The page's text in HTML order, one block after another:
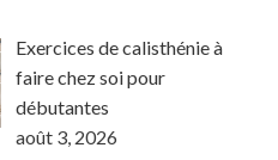
Exercices de calisthénie à
faire chez soi pour
débutantes
août 3, 2026